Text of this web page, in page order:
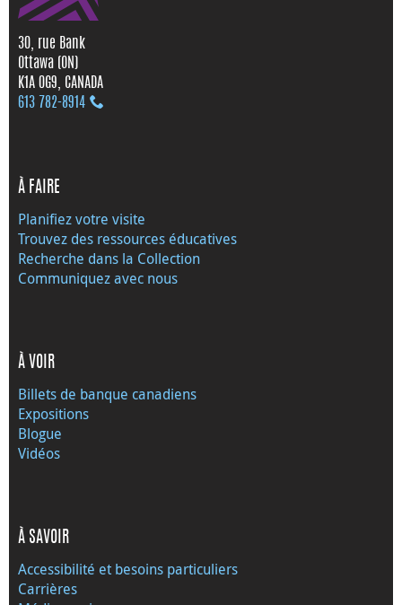
30, rue Bank
Ottawa (ON)
K1A 0G9, CANADA
613 782‑8914
À FAIRE
Planifiez votre visite
Trouvez des ressources éducatives
Recherche dans la Collection
Communiquez avec nous
À VOIR
Billets de banque canadiens
Expositions
Blogue
Vidéos
À SAVOIR
Accessibilité et besoins particuliers
Carrières